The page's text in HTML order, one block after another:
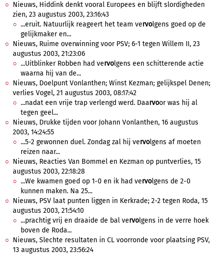
Nieuws, Hiddink denkt vooral Europees en blijft slordigheden
zien, 23 augustus 2003, 23:16:43
...eruit. Natuurlijk reageert het team vervolgens goed op de
gelijkmaker en...
Nieuws, Ruime overwinning voor PSV; 6-1 tegen Willem II, 23
augustus 2003, 21:23:06
...Uitblinker Robben had vervolgens een schitterende actie
waarna hij van de...
Nieuws, Doelpunt Vonlanthen; Winst Kezman; gelijkspel Denen;
verlies Vogel, 21 augustus 2003, 08:17:42
...nadat een vrije trap verlengd werd. Daarvoor was hij al
tegen geel...
Nieuws, Drukke tijden voor Johann Vonlanthen, 16 augustus
2003, 14:24:55
...5-2 gewonnen duel. Zondag zal hij vervolgens af moeten
reizen naar...
Nieuws, Reacties Van Bommel en Kezman op puntverlies, 15
augustus 2003, 22:18:28
...We kwamen goed op 1-0 en ik had vervolgens de 2-0
kunnen maken. Na 25...
Nieuws, PSV laat punten liggen in Kerkrade; 2-2 tegen Roda, 15
augustus 2003, 21:54:10
...prachtig vrij en draaide de bal vervolgens in de verre hoek
boven de Roda...
Nieuws, Slechte resultaten in CL voorronde voor plaatsing PSV,
13 augustus 2003, 23:56:24